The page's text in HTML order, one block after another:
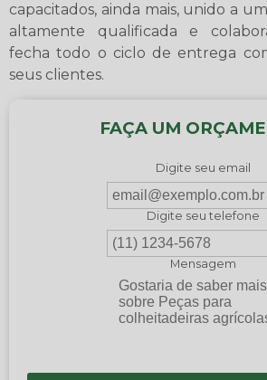
capacitados, ainda mais, unido a
altamente qualificada e
fecha todo o ciclo de entrega
seus clientes.
FAÇA UM
Digite seu email
Digite seu telefone
Mensagem